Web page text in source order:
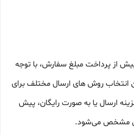
از پرداخت مبلغ سفارش، با توجه
انتخاب روش های ارسال مختلف برای
ارسال یا به صورت رایگان، پیش
مشخص می‌شود.